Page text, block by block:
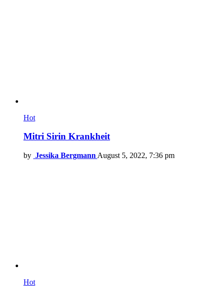
Hot
Mitri Sirin Krankheit
by Jessika Bergmann August 5, 2022, 7:36 pm
Hot